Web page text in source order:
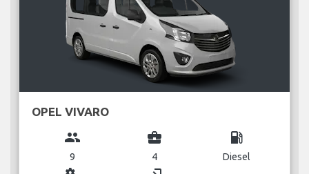
OPEL VIVARO
group
9
business_center
4
local_gas_station
Diesel